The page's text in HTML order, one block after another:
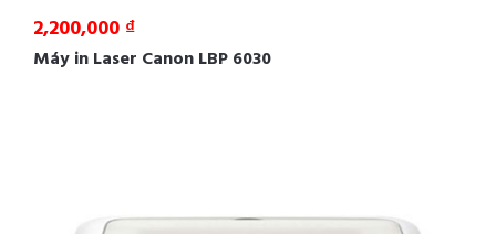
2,200,000 ₫
Máy in Laser Canon LBP 6030